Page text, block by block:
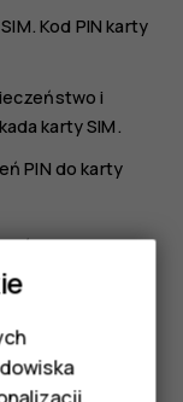
Kod PIN karty
i
karty SIM.
PIN do karty
swojej karty
kartę SIM